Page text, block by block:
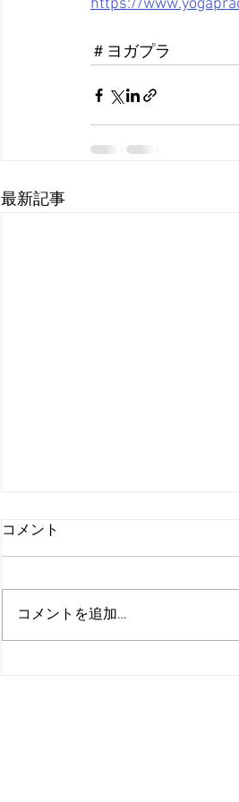
https://
＃ヨガプラ
最新記事
コメント
コメントを追加…